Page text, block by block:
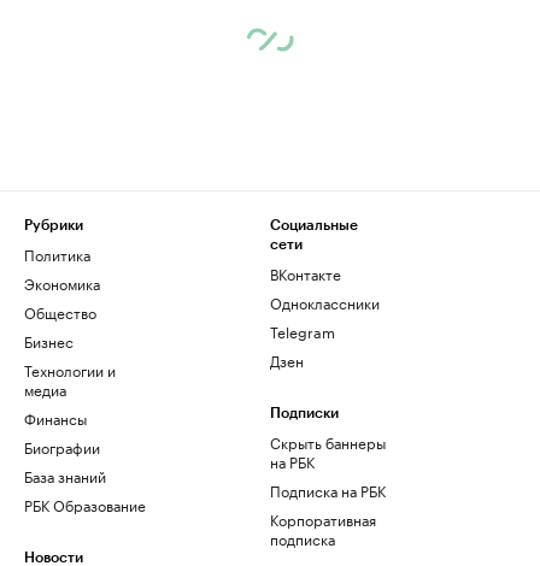
Рубрики
Политика
Экономика
Общество
Бизнес
Технологии и
медиа
Финансы
Биографии
База знаний
РБК Образование
Новости
Социальные
сети
ВКонтакте
Одноклассники
Telegram
Дзен
Подписки
Скрыть баннеры
на РБК
Подписка на РБК
Корпоративная
подписка